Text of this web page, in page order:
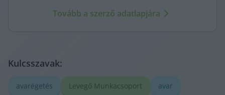
Tovább a szerző adatlapjára
Kulcsszavak:
avarégetés Levegő Munkacsoport avar